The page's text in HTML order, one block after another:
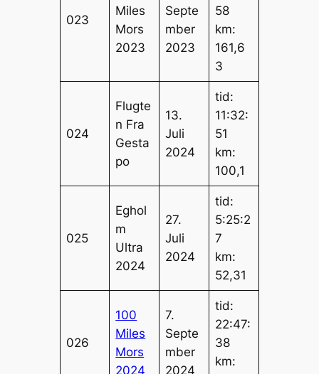
023
Miles
Mors
2023
Septe
mber
2023
58
km:
161,6
3
024
Flugte
n Fra
Gesta
po
13.
Juli
2024
tid:
11:32:
51
km:
100,1
025
Eghol
m
Ultra
2024
27.
Juli
2024
tid:
5:25:2
7
km:
52,31
026
100
Miles
Mors
2024
7.
Septe
mber
2024
tid:
22:47:
38
km: